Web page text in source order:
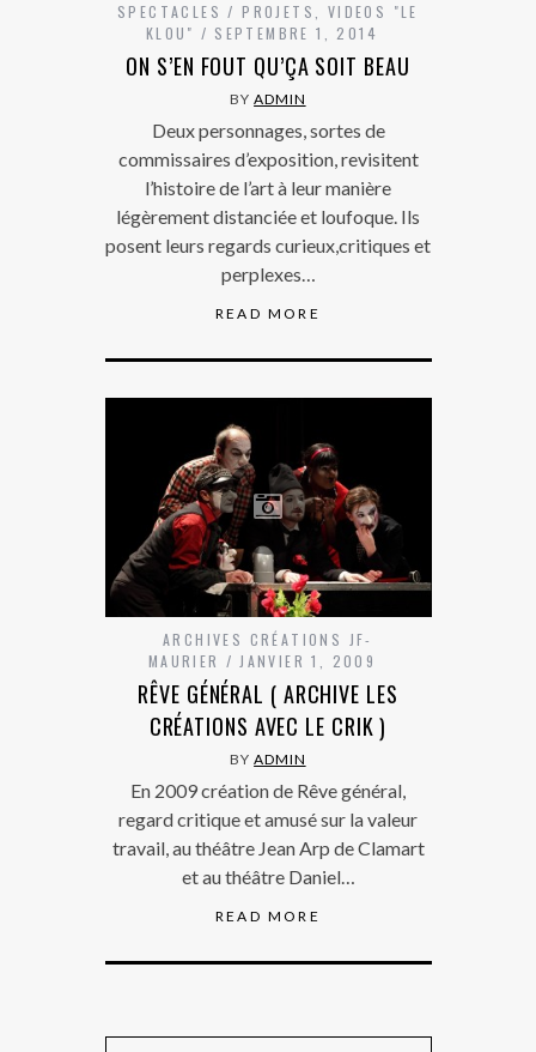
SPECTACLES / PROJETS
VIDEOS "LE
KLOU"
SEPTEMBRE 1, 2014
ON S’EN FOUT QU’ÇA SOIT BEAU
BYADMIN
Deux personnages, sortes de
commissaires d’exposition, revisitent
l’histoire de l’art à leur manière
légèrement distanciée et loufoque. Ils
posent leurs regards curieux,critiques et
perplexes…
READ MORE
ARCHIVES CRÉATIONS JF-
MAURIER
JANVIER 1, 2009
RÊVE GÉNÉRAL ( ARCHIVE LES
CRÉATIONS AVEC LE CRIK )
BYADMIN
En 2009 création de Rêve général,
regard critique et amusé sur la valeur
travail, au théâtre Jean Arp de Clamart
et au théâtre Daniel…
READ MORE